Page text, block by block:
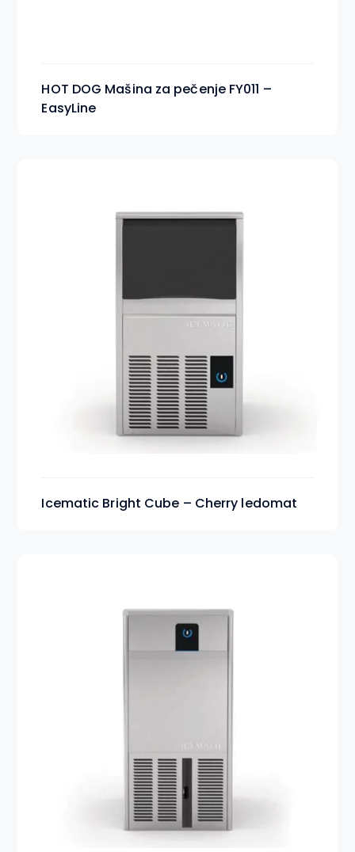
HOT DOG Mašina za pečenje FY011 –
EasyLine
Icematic Bright Cube – Cherry ledomat